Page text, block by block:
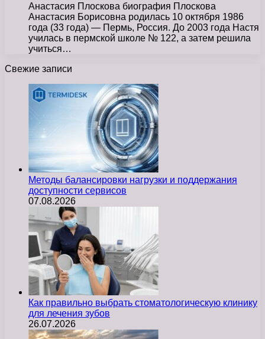
Анастасия Плоскова биография Плоскова
Анастасия Борисовна родилась 10 октября 1986
года (33 года) — Пермь, Россия. До 2003 года Настя
училась в пермской школе № 122, а затем решила
учиться…
Свежие записи
Методы балансировки нагрузки и поддержания
доступности сервисов
07.08.2026
Как правильно выбрать стоматологическую клинику
для лечения зубов
26.07.2026